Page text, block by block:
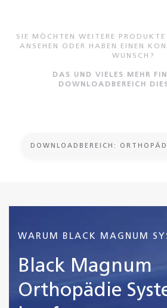
SIE MÖCHTEN WEITERE
ANSEHEN ODER HABEN EINEN
WUNSCH?
DAS UND VIELES MEHR
DOWNLOADBEREICH
DOWNLOADBEREICH:
WARUM BLACK MAGNUM
Black Magnum
Orthopädie